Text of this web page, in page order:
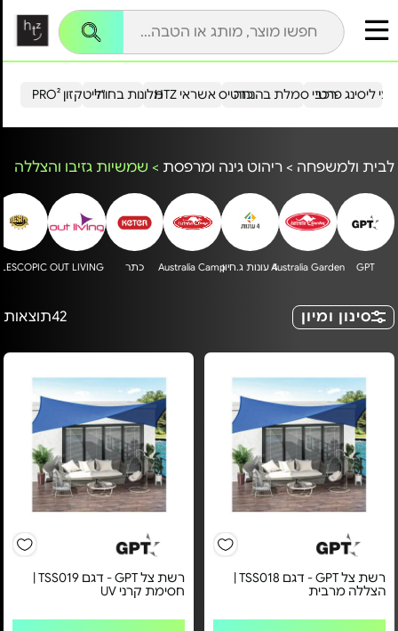
הייטקזון PRO²מלונות בחו"ל כרטיס אשראי HTZ ליסינג פרטירכבי סמלת בהנחה
לבית ולמשפחה > ריהוט גינה ומרפסת > שמשיות גזיבו והצללה
GPT
Australia Garden
4 עונות ג.חיון Australia Camp כתר OUT LIVING
סינון ומיון 42תוצאות
רשת צל GPT - דגם TSS018 |
הצללה מרבית
רשת צל GPT - דגם TSS019 |
חסימת קרני UV